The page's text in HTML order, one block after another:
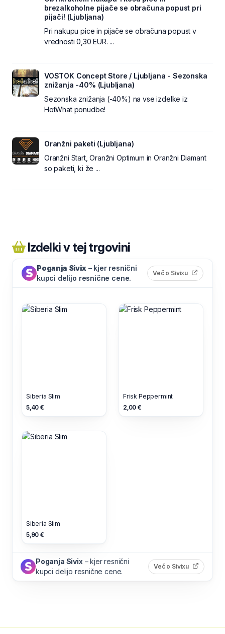
brezalkoholne pijače se obračuna popust pri
pijači! (Ljubljana)
Pri nakupu pice in pijače se obračuna popust v
vrednosti 0,30 EUR. ...
VOSTOK Concept Store / Ljubljana - Sezonska
znižanja -40% (Ljubljana)
Sezonska znižanja (-40%) na vse izdelke iz
HotWhat ponudbe!
Oranžni paketi (Ljubljana)
Oranžni Start, Oranžni Optimum in Oranžni Diamant
so paketi, ki že ...
Izdelki v tej trgovini
Poganja Sivix – kjer resnični
kupci delijo resnične cene.
Več o Sivixu (odpre
Siberia Slim
5,40 €
Frisk Peppermint
2,00 €
Siberia Slim
5,90 €
Poganja Sivix – kjer resnični
kupci delijo resnične cene.
Več o Sivixu (odpre